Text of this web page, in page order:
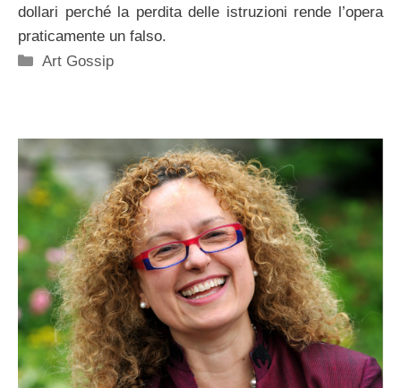
dollari perché la perdita delle istruzioni rende l’opera
praticamente un falso.
Categorie
Art Gossip